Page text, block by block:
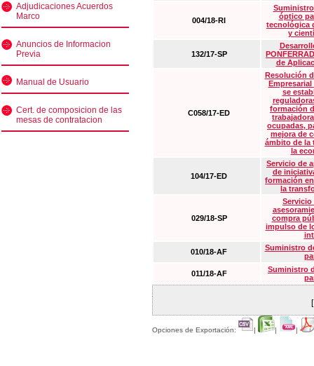
Adjudicaciones Acuerdos
Marco
Anuncios de Informacion
Previa
Manual de Usuario
Cert. de composicion de las
mesas de contratacion
004/18-RI
óptico
tecnológica
y
132/17-SP
de
C058/17-ED
Resolución
Empresarial
se
formación
ocupadas,
mejora de
ámbito de la
la
104/17-ED
Servicio de
de
formación
la
029/18-SP
Servicio
compra
impulso de
010/18-AF
Suministro
011/18-AF
Suministro
Opciones de Exportación: | | |